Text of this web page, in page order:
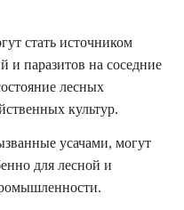
стать источником
и паразитов на соседние
лесных
культур.
усачами, могут
для лесной и